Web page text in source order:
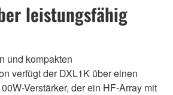
leistungsfähig
und kompakten
verfügt der DXL1K über einen
Verstärker, der ein HF-Array mit